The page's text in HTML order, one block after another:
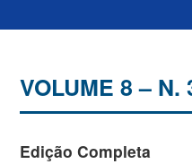
VOLUME 8 – N.
Edição Completa